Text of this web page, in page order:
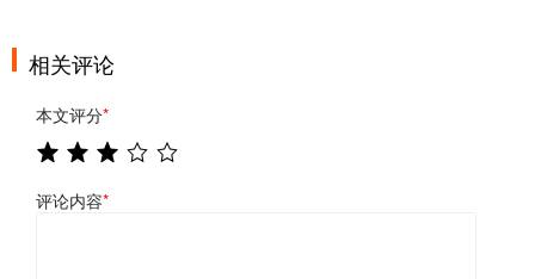
相关评论
本文评分*
评论内容*